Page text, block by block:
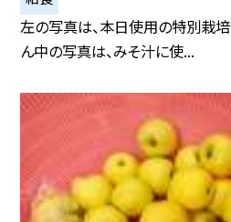
左の写真は、本日使用の特別栽培
ん中の写真は、みそ汁に使...